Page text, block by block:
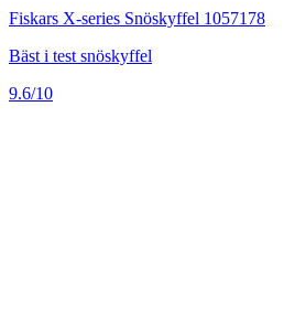
Fiskars X-series Snöskyffel 1057178
Bäst i test snöskyffel
9.6/10